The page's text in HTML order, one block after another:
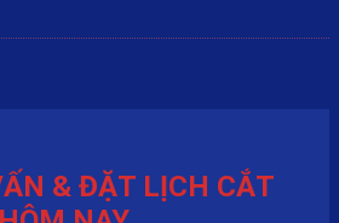
& ĐẶT LỊCH CẮT